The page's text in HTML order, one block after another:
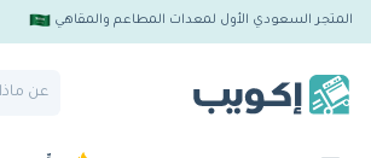
المتجر السعودي الأول لمعدات المطاعم والمقاهي